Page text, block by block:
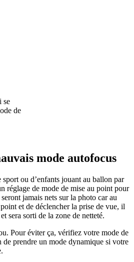
se
de
mode autofocus
ou d’enfants jouant au ballon par
réglage de mode de mise au point pour
jamais nets sur la photo car au
et de déclencher la prise de vue, il
sera sorti de la zone de netteté.
Pour éviter ça, vérifiez votre mode de
de prendre un mode dynamique si votre